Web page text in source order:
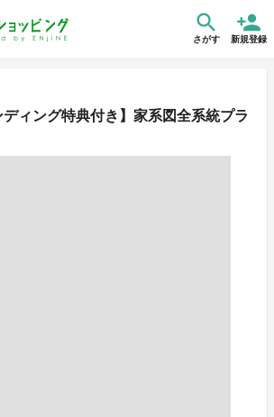
さがす 新規登録
ディング特典付き】家系図全系統プラ